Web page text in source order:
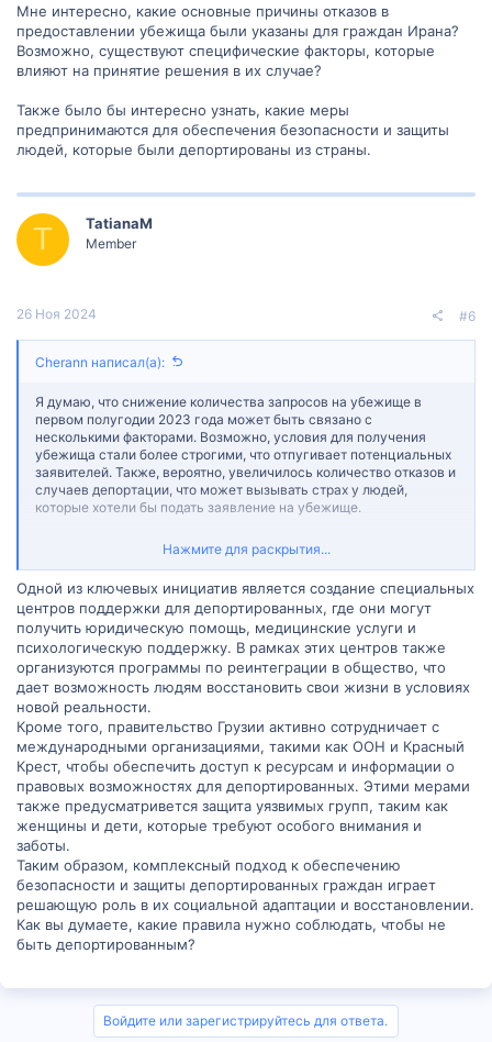
Мне интересно, какие основные причины отказов в
предоставлении убежища были указаны для граждан Ирана?
Возможно, существуют специфические факторы, которые
влияют на принятие решения в их случае?
Также было бы интересно узнать, какие меры
предпринимаются для обеспечения безопасности и защиты
людей, которые были депортированы из страны.
T TatianaM
Member
26 Ноя 2024 #6
Cherann написал(а):
Я думаю, что снижение количества запросов на убежище в
первом полугодии 2023 года может быть связано с
несколькими факторами. Возможно, условия для получения
убежища стали более строгими, что отпугивает потенциальных
заявителей. Также, вероятно, увеличилось количество отказов и
случаев депортации, что может вызывать страх у людей,
которые хотели бы подать заявление на убежище.
В будущем, вероятно, будут внесены изменения в процедуру
предоставления убежища и гуманитарного статуса, чтобы
может привести к ужесточению требований и увеличению
числа отказов.
Мне интересно, какие основные причины отказов в
предоставлении убежища были указаны для граждан Ирана?
Возможно, существуют специфические факторы, которые
влияют на принятие решения в их случае?
Также было бы интересно узнать, какие меры предпринимаются
для обеспечения безопасности и защиты людей, которые были
депортированы из страны.
Нажмите для раскрытия...
Одной из ключевых инициатив является создание специальных
центров поддержки для депортированных, где они могут
получить юридическую помощь, медицинские услуги и
психологическую поддержку. В рамках этих центров также
организуются программы по реинтеграции в общество, что
дает возможность людям восстановить свои жизни в условиях
новой реальности.
Кроме того, правительство Грузии активно сотрудничает с
международными организациями, такими как ООН и Красный
Крест, чтобы обеспечить доступ к ресурсам и информации о
правовых возможностях для депортированных. Этими мерами
также предусматривется защита уязвимых групп, таким как
женщины и дети, которые требуют особого внимания и
заботы.
Таким образом, комплексный подход к обеспечению
безопасности и защиты депортированных граждан играет
решающую роль в их социальной адаптации и восстановлении.
Как вы думаете, какие правила нужно соблюдать, чтобы не
быть депортированным?
Войдите или зарегистрируйтесь для ответа.